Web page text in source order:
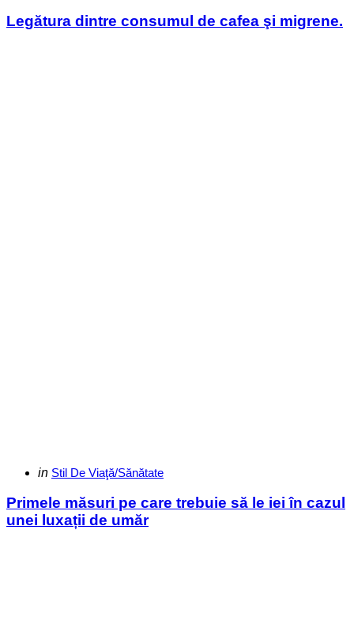
Legătura dintre consumul de cafea şi migrene.
Categories
Posted
in Stil De Viaţă/Sănătate
Primele măsuri pe care trebuie să le iei în cazul
unei luxații de umăr